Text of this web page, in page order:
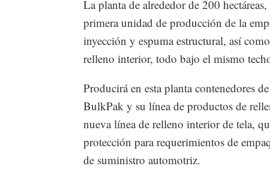
La planta de alrededor de 200
primera unidad de producción de la
inyección y espuma estructural, así
relleno interior, todo bajo el mismo
Producirá en esta planta contenedores
BulkPak y su línea de productos de
nueva línea de relleno interior de tela,
protección para requerimientos de
de suministro automotriz.